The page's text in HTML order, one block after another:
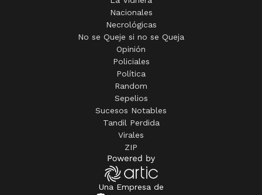
Nacionales
Necrológicas
No se Queje si no se Queja
Opinión
Policiales
Política
Random
Sepelios
Sucesos Notables
Tandil Perdida
Virales
ZIP
Una Empresa de